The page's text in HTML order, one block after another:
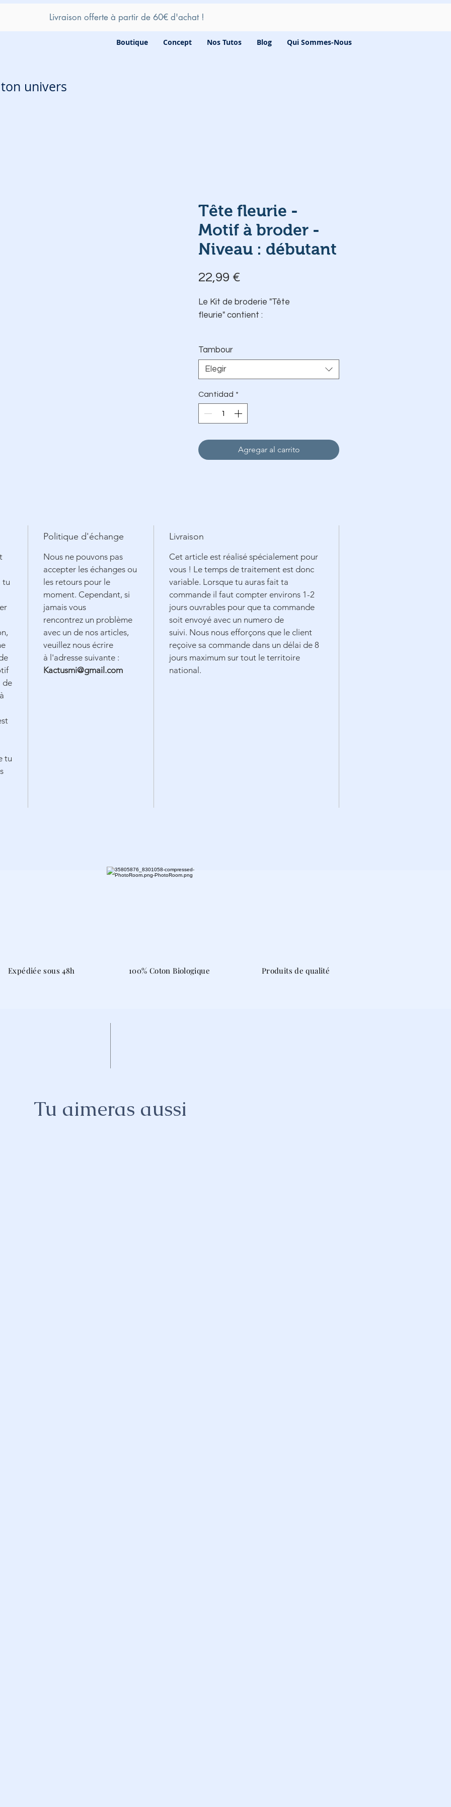
Livraison offerte à partir de 60€ d'achat !
Boutique Concept Nos Tutos Blog Qui Sommes-Nous
univers
Tête fleurie -
Motif à broder -
Niveau : débutant
22,99 €
Le Kit de broderie "Tête
fleurie" contient :
feuille autocollante et
Une aiguille
La fiche explicative
Les fils DMC 🇫🇷
Tambour Elbesee 🇬🇧 de ø
Tambour
Elegir
Cantidad *
Agregar al carrito
tu
de
tu
Politique d'échange
Nous ne pouvons pas
accepter les échanges ou
les retours pour le
moment. Cependant, si
jamais vous
rencontrez un problème
avec un de nos articles,
veuillez nous écrire
à l'adresse suivante :
Kactusmi@gmail.com
Livraison
Cet article est réalisé spécialement pour
vous ! Le temps de traitement est donc
variable. Lorsque tu auras fait ta
commande il faut compter environs 1-2
jours ouvrables pour que ta commande
soit envoyé avec un numero de
suivi. Nous nous efforçons que le client
reçoive sa commande dans un délai de 8
jours maximum sur tout le territoire
national.
Tu aimeras aussi
Expédiée sous 48h 100% Coton Biologique Produits de qualité